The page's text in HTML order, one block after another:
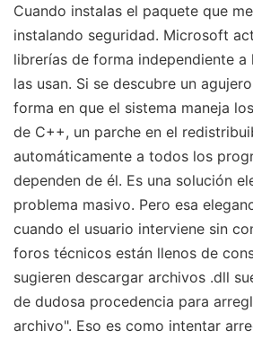
Cuando instalas el paquete que
instalando seguridad. Microsoft
librerías de forma independiente a
las usan. Si se descubre un
forma en que el sistema maneja
de C++, un parche en el
automáticamente a todos los
dependen de él. Es una solución
problema masivo. Pero esa
cuando el usuario interviene sin
foros técnicos están llenos de
sugieren descargar archivos .dll
de dudosa procedencia para
archivo". Eso es como intentar